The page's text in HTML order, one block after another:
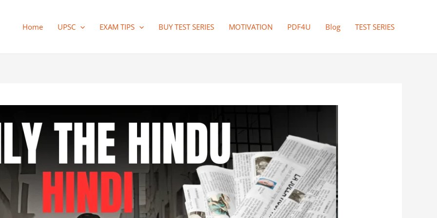
Home UPSC EXAM TIPS BUY TEST SERIES MOTIVATION PDF4U Blog TEST SERIES